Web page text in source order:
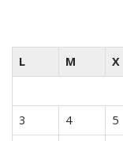
L M X
3
4 5